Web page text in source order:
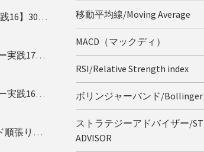
勝てるBO攻略【MACD実践16】30秒取引で勝つには
勝てるBO攻略【iフォロー実践17】フォロワーの少ない人をフォローする
勝てるBO攻略【iフォロー実践16】勝てるトレーダーを見抜く
勝てるBO攻略【トレンド順張り実践35】下落からの反発を見極める
移動平均線/Moving Average
MACD（マックディ）
RSI/Relative Strength index
ボリンジャーバンド/Bollinger
ストラテジーアドバイザー/
ADVISOR